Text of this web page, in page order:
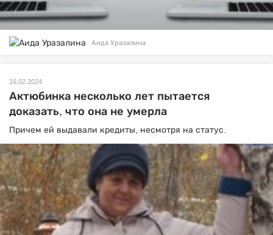
Аида Уразалина
16.02.2024
Актюбинка несколько лет пытается
доказать, что она не умерла
Причем ей выдавали кредиты, несмотря на статус.